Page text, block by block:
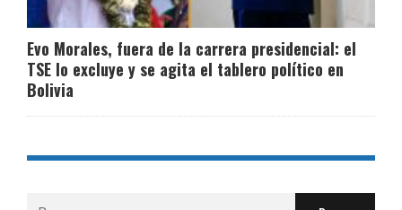
Evo Morales, fuera de la carrera presidencial: el
TSE lo excluye y se agita el tablero político en
Bolivia
Buscar